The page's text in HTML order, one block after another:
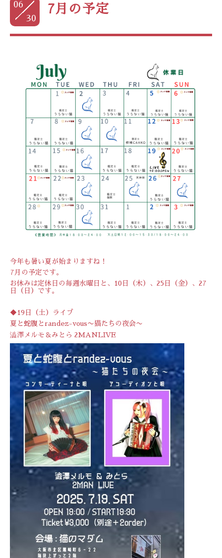
06
30
7月の予定
今年も暑い夏が始まりますね！
7月の予定です。
お休みは定休日の毎週水曜日と、10日（木）、25日（金）、27
日（日）です。
◆19日（土）ライブ
夏と蛇腹とrandez-vous〜猫たちの夜会〜
澁澤メルモ＆みとら 2MANLIVE